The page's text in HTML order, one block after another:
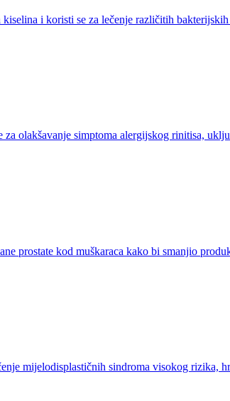
i koristi se za lečenje različitih
olakšavanje simptoma alergijskog rinitisa,
prostate kod muškaraca kako bi smanjio
mijelodisplastičnih sindroma visokog rizika,